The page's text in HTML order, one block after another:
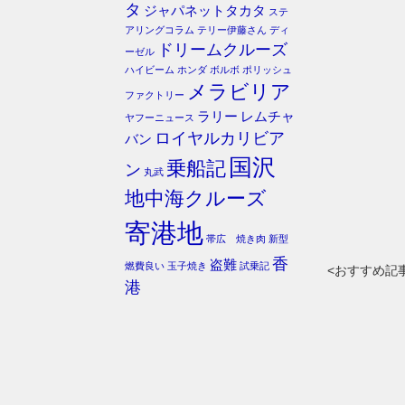
<おすすめ記
タ ジャパネットタカタ ステ
アリングコラム テリー伊藤さん ディ
ーゼル
ドリームクルーズ
ハイビーム ホンダ ボルボ ポリッシュ
ファクトリー メラビリア
ヤフーニュース ラリー レムチャ
バン ロイヤルカリビア
ン 丸武 乗船記 国沢
地中海クルーズ
寄港地 帯広 焼き肉 新型
燃費良い 玉子焼き 盗難 試乗記 香
港